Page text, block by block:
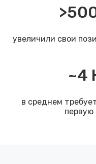
>
увеличили свои
~4
в среднем
первую